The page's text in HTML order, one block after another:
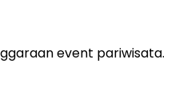
event pariwisata.